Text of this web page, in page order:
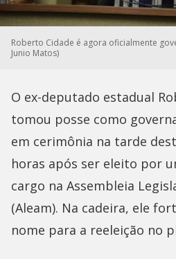
Roberto Cidade é agora oficialmente
Junio Matos)
O ex-deputado estadual
tomou posse como
em cerimônia na tarde
horas após ser eleito por
cargo na Assembleia
(Aleam). Na cadeira, ele
nome para a reeleição no